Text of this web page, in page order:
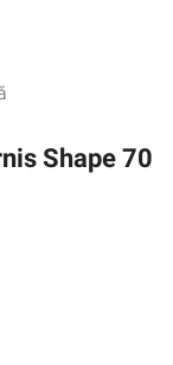
Shape 70